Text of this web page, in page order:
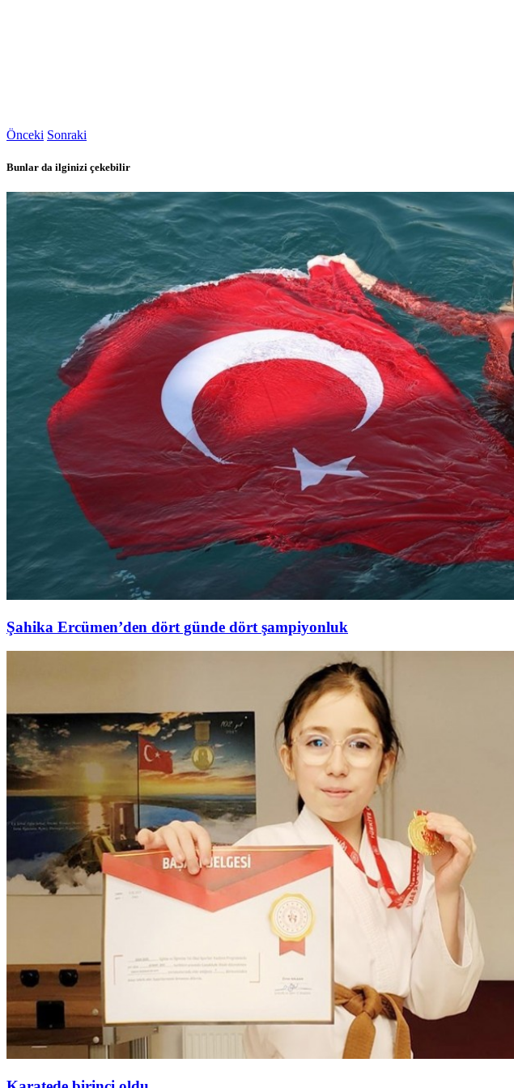
Önceki Sonraki
Bunlar da ilginizi çekebilir
Şahika Ercümen’den dört günde dört şampiyonluk